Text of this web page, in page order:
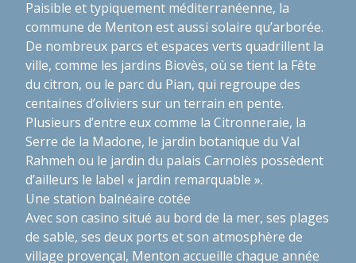
Paisible et typiquement méditerranéenne, la
commune de Menton est aussi solaire qu’arborée.
De nombreux parcs et espaces verts quadrillent la
ville, comme les jardins Biovès, où se tient la Fête
du citron, ou le parc du Pian, qui regroupe des
centaines d’oliviers sur un terrain en pente.
Plusieurs d’entre eux comme la Citronneraie, la
Serre de la Madone, le jardin botanique du Val
Rahmeh ou le jardin du palais Carnolès possèdent
d’ailleurs le label « jardin remarquable ».
Une station balnéaire cotée
Avec son casino situé au bord de la mer, ses plages
de sable, ses deux ports et son atmosphère de
village provençal, Menton accueille chaque année